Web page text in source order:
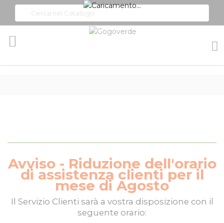
Avviso - Riduzione dell'orario
di assistenza clienti per il
mese di Agosto
Il Servizio Clienti sarà a vostra disposizione con il
seguente orario: